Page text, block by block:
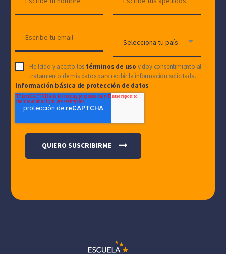
He leído y acepto los términos de uso y doy consentimiento al
tratamiento de mis datos para recibir la información solicitada.
Información básica de protección de datos